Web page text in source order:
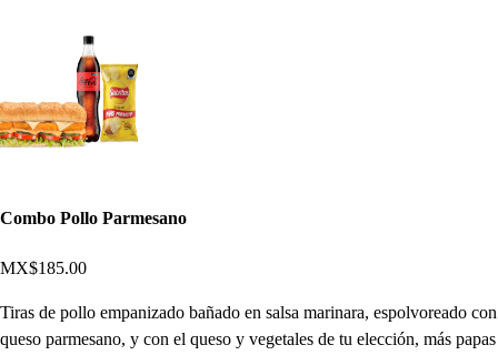
Combo Pollo Parmesano
MX$185.00
Tiras de pollo empanizado bañado en salsa marinara, espolvoreado con
queso parmesano, y con el queso y vegetales de tu elección, más papas